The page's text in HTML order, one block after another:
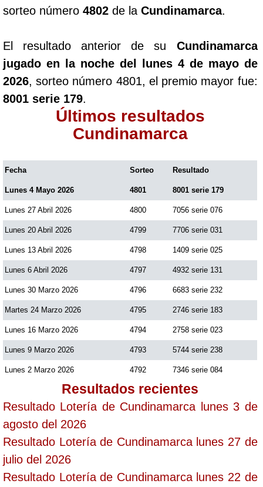
sorteo número 4802 de la Cundinamarca.
El resultado anterior de su Cundinamarca
jugado en la noche del lunes 4 de mayo de
2026, sorteo número 4801, el premio mayor fue:
8001 serie 179.
Últimos resultados
Cundinamarca
Fecha Sorteo Resultado
Lunes 4 Mayo 2026 4801 8001 serie 179
Lunes 27 Abril 2026 4800 7056 serie 076
Lunes 20 Abril 2026 4799 7706 serie 031
Lunes 13 Abril 2026 4798 1409 serie 025
Lunes 6 Abril 2026 4797 4932 serie 131
Lunes 30 Marzo 2026 4796 6683 serie 232
Martes 24 Marzo 2026 4795 2746 serie 183
Lunes 16 Marzo 2026 4794 2758 serie 023
Lunes 9 Marzo 2026 4793 5744 serie 238
Lunes 2 Marzo 2026 4792 7346 serie 084
Resultados recientes
Resultado Lotería de Cundinamarca lunes 3 de
agosto del 2026
Resultado Lotería de Cundinamarca lunes 27 de
julio del 2026
Resultado Lotería de Cundinamarca lunes 22 de